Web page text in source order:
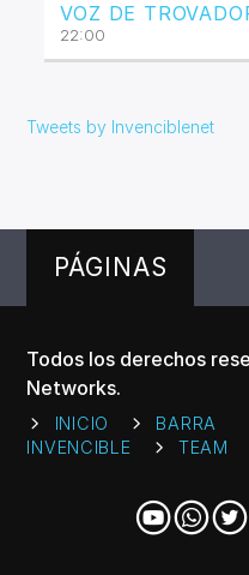
VOZ DE
22:00
Tweets by Invenciblenet
PÁGINAS
Todos los derechos
Networks.
INICIO
BARRA
INVENCIBLE
TEAM